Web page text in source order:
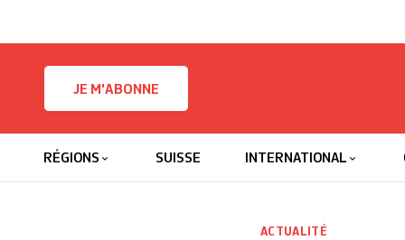
JE M'ABONNE
RÉGIONS SUISSE INTERNATIONAL
ACTUALITÉ